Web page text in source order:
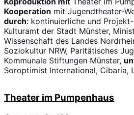
Kooperation mit Jugendtheater-
durch: kontinuierliche und
Kulturamt der Stadt Münster,
Wissenschaft des Landes
Soziokultur NRW, Paritätisches
Kommunale Stiftungen Münster,
Soroptimist International, Cibaria,
Theater im Pumpenhaus